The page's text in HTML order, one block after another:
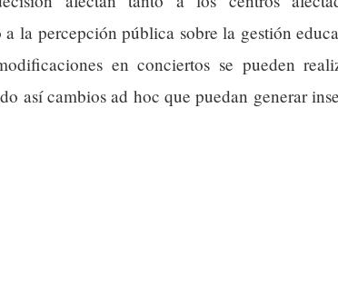
la percepción pública sobre la gestión
en conciertos se pueden
así cambios ad hoc que puedan generar